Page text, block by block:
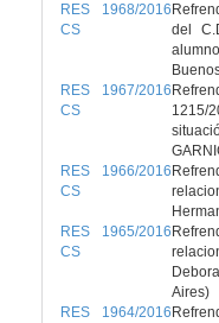
RES 1968/2016
CS
del
RES 1967/2016
CS
1215/
RES 1966/2016
CS
RES 1965/2016
CS
Aires)
RES 1964/2016